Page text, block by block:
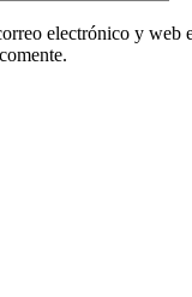
electrónico y web